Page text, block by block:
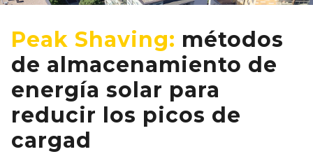
Peak Shaving: métodos
de almacenamiento de
energía solar para
reducir los picos de
cargad